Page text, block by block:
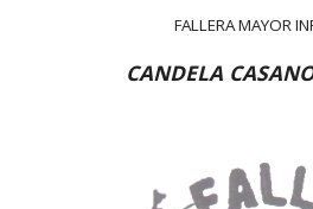
FALLERA MAYOR
CANDELA